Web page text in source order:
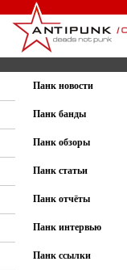
Панк новости
Панк банды
Панк обзоры
Панк статьи
Панк отчёты
Панк интервью
Панк ссылки